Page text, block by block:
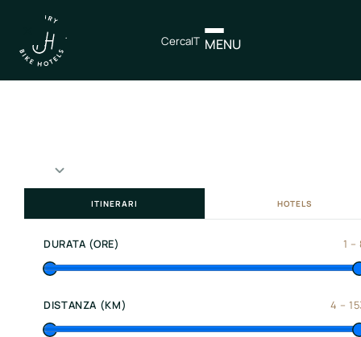
MENU
CercaIT
IT
EN
Nord
Italia
Centro
Italia
Sud
ITINERARI HOTELS
DURATA (ORE) 1 –
DISTANZA (KM) 4 –